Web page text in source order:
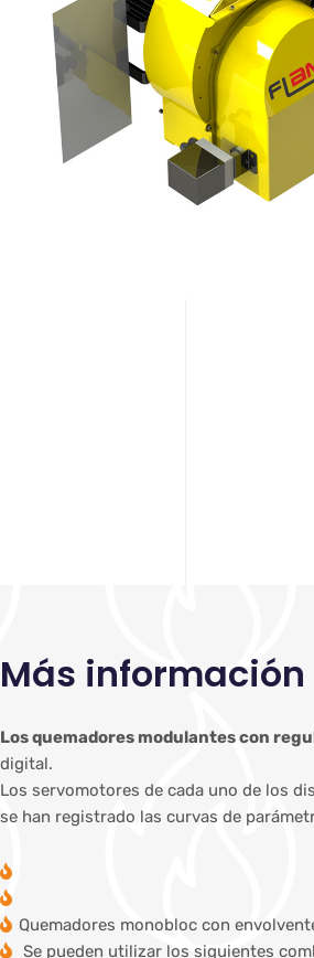
Más información
Los quemadores modulantes con
digital.
Los servomotores de cada uno de los
se han registrado las curvas de
Quemadores monobloc con
Se pueden utilizar los siguientes